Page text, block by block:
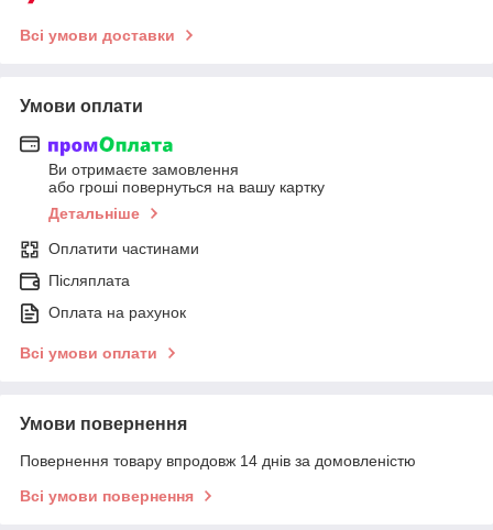
Всі умови доставки
Умови оплати
Ви отримаєте замовлення
або гроші повернуться на вашу картку
Детальніше
Оплатити частинами
Післяплата
Оплата на рахунок
Всі умови оплати
Умови повернення
Повернення товару впродовж 14 днів за домовленістю
Всі умови повернення